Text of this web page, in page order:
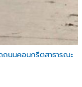
ถนนคอนกรีตสาธารณะ